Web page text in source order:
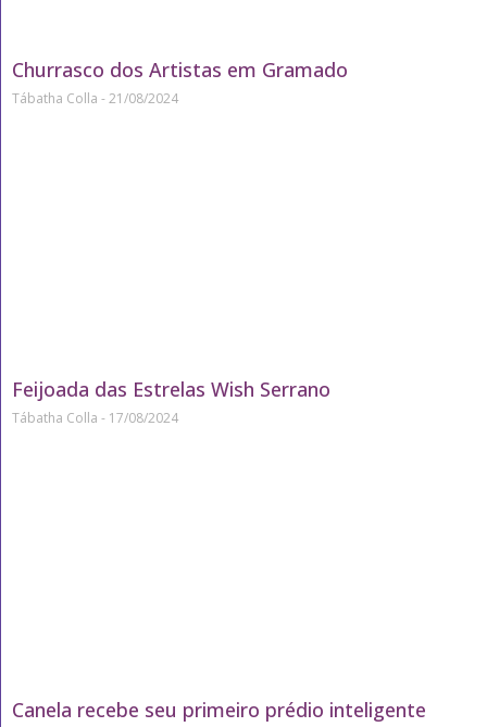
Churrasco dos Artistas em Gramado
Tábatha Colla 21/08/2024
Feijoada das Estrelas Wish Serrano
Tábatha Colla 17/08/2024
Canela recebe seu primeiro prédio inteligente